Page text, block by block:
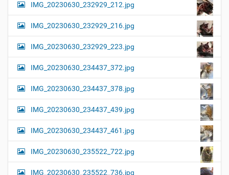
IMG_20230630_232929_212.jpg
IMG_20230630_232929_216.jpg
IMG_20230630_232929_223.jpg
IMG_20230630_234437_372.jpg
IMG_20230630_234437_378.jpg
IMG_20230630_234437_439.jpg
IMG_20230630_234437_461.jpg
IMG_20230630_235522_722.jpg
IMG_20230630_235522_736.jpg